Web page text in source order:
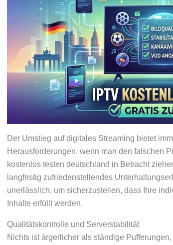
Der Umstieg auf digitales Streaming bietet
Herausforderungen, wenn man den falschen
kostenlos testen deutschland in Betracht
langfristig zufriedenstellendes
unerlässlich, um sicherzustellen, dass Ihre
Inhalte erfüllt werden.
Qualitätskontrolle und Serverstabilität
Nichts ist ärgerlicher als ständige